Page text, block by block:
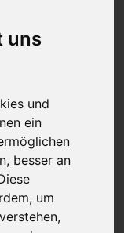
uns
und
ein
besser an
um